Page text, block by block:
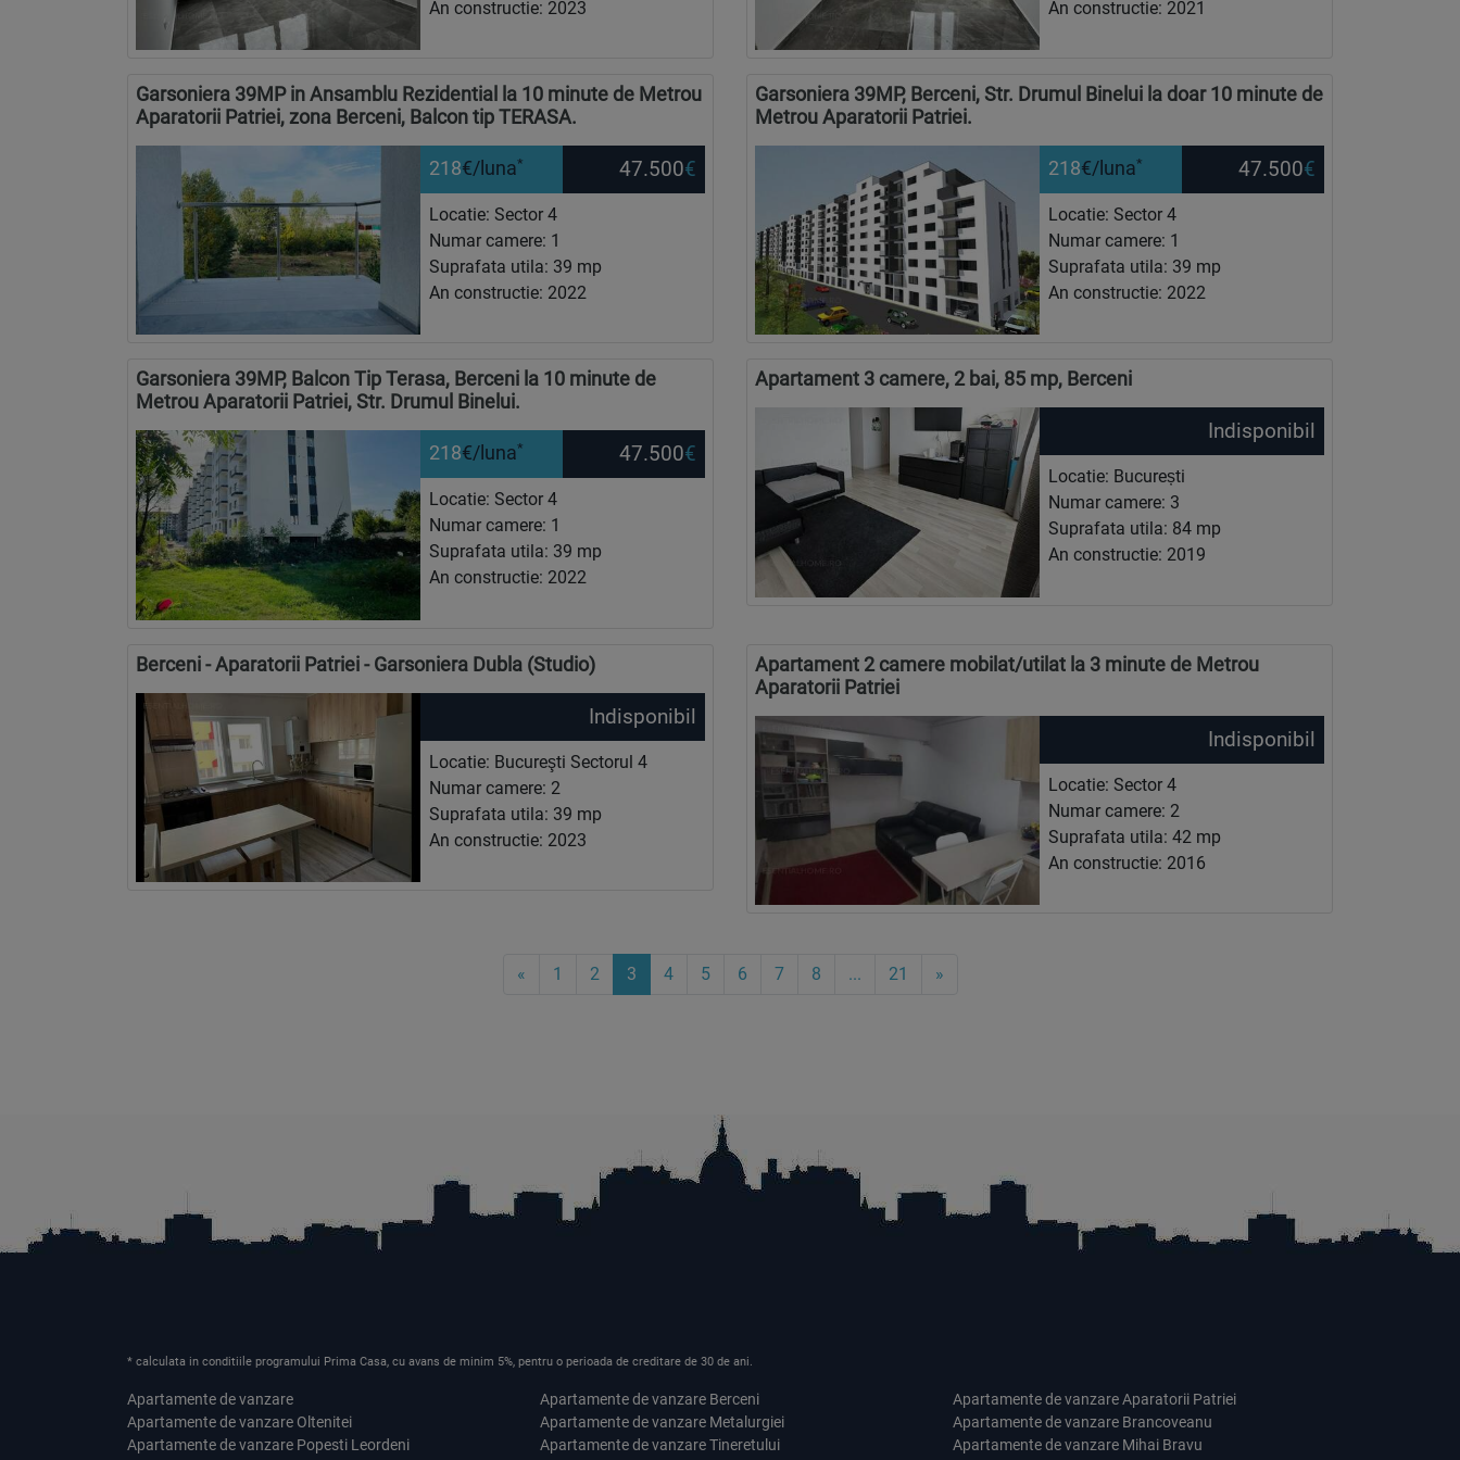
An constructie: 2023
An constructie: 2021
Garsoniera 39MP in Ansamblu Rezidential la 10 minute de Metrou
Aparatorii Patriei, zona Berceni, Balcon tip TERASA.
218€/luna* 47.500€
Locatie: Sector 4
Numar camere: 1
Suprafata utila: 39 mp
An constructie: 2022
Garsoniera 39MP, Berceni, Str. Drumul Binelui la doar 10 minute de
Metrou Aparatorii Patriei.
218€/luna* 47.500€
Locatie: Sector 4
Numar camere: 1
Suprafata utila: 39 mp
An constructie: 2022
Garsoniera 39MP, Balcon Tip Terasa, Berceni la 10 minute de
Metrou Aparatorii Patriei, Str. Drumul Binelui.
218€/luna* 47.500€
Locatie: Sector 4
Numar camere: 1
Suprafata utila: 39 mp
An constructie: 2022
Apartament 3 camere, 2 bai, 85 mp, Berceni
Indisponibil
Locatie: București
Numar camere: 3
Suprafata utila: 84 mp
An constructie: 2019
Berceni - Aparatorii Patriei - Garsoniera Dubla (Studio)
Indisponibil
Locatie: Bucureşti Sectorul 4
Numar camere: 2
Suprafata utila: 39 mp
An constructie: 2023
Apartament 2 camere mobilat/utilat la 3 minute de Metrou
Aparatorii Patriei
Indisponibil
Locatie: Sector 4
Numar camere: 2
Suprafata utila: 42 mp
An constructie: 2016
« 1 2 3 4 5 6 7 8 ... 21 »
* calculata in conditiile programului Prima Casa, cu avans de minim 5%, pentru o perioada de creditare de 30 de ani.
Apartamente de vanzare Apartamente de vanzare Berceni
Apartamente de vanzare Aparatorii Patriei
Apartamente de vanzare Oltenitei
Apartamente de vanzare Metalurgiei
Apartamente de vanzare Brancoveanu
Apartamente de vanzare Popesti Leordeni
Apartamente de vanzare Tineretului
Apartamente de vanzare Mihai Bravu